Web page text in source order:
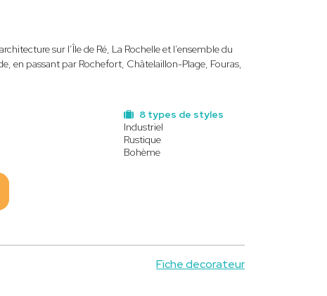
sur l’Île de Ré, La Rochelle et l’ensemble du
en passant par Rochefort, Châtelaillon-Plage, Fouras,
8 types de styles
Industriel
Rustique
Bohème
Fiche decorateur